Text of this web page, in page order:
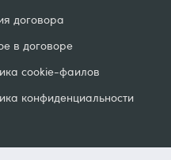
договорa
в договоре
cookie-фаилов
конфиденциальности